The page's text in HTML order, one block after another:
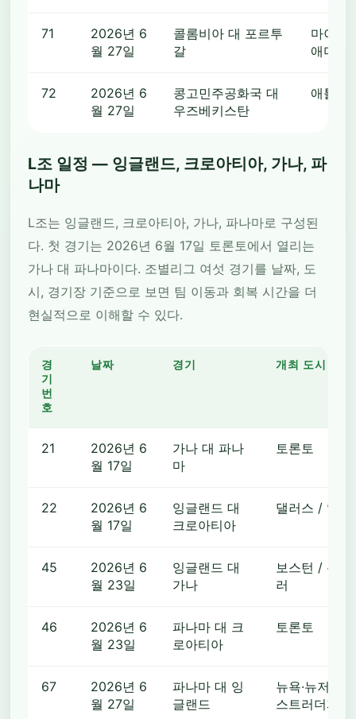
71
2026년 6
월 27일
콜롬비아 대 포르투
갈
마이애
애미 가
72
2026년 6
월 27일
콩고민주공화국 대
우즈베키스탄
애틀랜
L조 일정 — 잉글랜드, 크로아티아, 가나, 파
나마
L조는 잉글랜드, 크로아티아, 가나, 파나마로 구성된
다. 첫 경기는 2026년 6월 17일 토론토에서 열리는
가나 대 파나마이다. 조별리그 여섯 경기를 날짜, 도
시, 경기장 기준으로 보면 팀 이동과 회복 시간을 더
현실적으로 이해할 수 있다.
경
기
번
호
날짜 경기 개최 도시
21
2026년 6
월 17일
가나 대 파나
마
토론토
22
2026년 6
월 17일
잉글랜드 대
크로아티아
댈러스 / 알링
45
2026년 6
월 23일
잉글랜드 대
가나
보스턴 / 폭스
러
46
2026년 6
월 23일
파나마 대 크
로아티아
토론토
67
2026년 6
월 27일
파나마 대 잉
글랜드
뉴욕·뉴저지 /
스트러더퍼드